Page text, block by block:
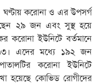
করোনা ও এর উপসর্গ
২৯ জন এবং সুস্থ হয়ে
করোনা ইউনিটে বর্তমানে
এদের মধ্যে ১৯২ জন
করোনা ইউনিটে
হয়েছে কোভিড রোগীদের